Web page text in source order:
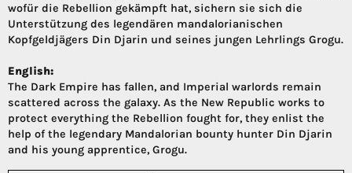
wofür die Rebellion gekämpft hat, sichern sie sich die
Unterstützung des legendären mandalorianischen
Kopfgeldjägers Din Djarin und seines jungen Lehrlings Grogu.
English:
The Dark Empire has fallen, and Imperial warlords remain
scattered across the galaxy. As the New Republic works to
protect everything the Rebellion fought for, they enlist the
help of the legendary Mandalorian bounty hunter Din Djarin
and his young apprentice, Grogu.